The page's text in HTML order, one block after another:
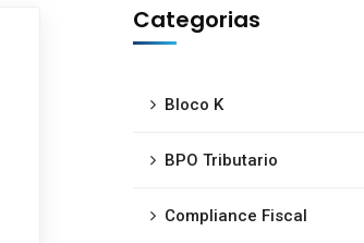
Categorias
Bloco K
BPO Tributario
Compliance Fiscal